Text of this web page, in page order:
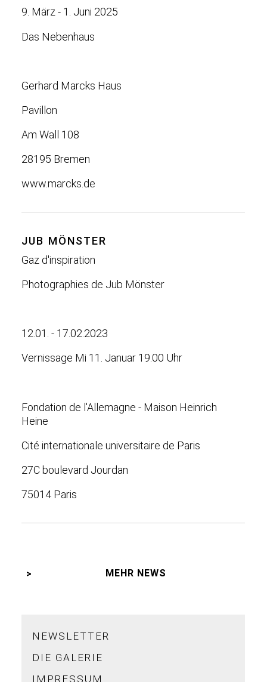
9. März - 1. Juni 2025
Das Nebenhaus
Gerhard Marcks Haus
Pavillon
Am Wall 108
28195 Bremen
www.marcks.de
JUB MÖNSTER
Gaz d'inspiration
Photographies de Jub Mönster
12.01. - 17.02.2023
Vernissage Mi 11. Januar 19.00 Uhr
Fondation de l'Allemagne - Maison Heinrich
Heine
Cité internationale universitaire de Paris
27C boulevard Jourdan
75014 Paris
MEHR NEWS
NEWSLETTER
DIE GALERIE
IMPRESSUM